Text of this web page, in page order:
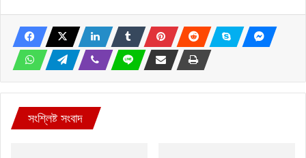
সংশ্লিষ্ট সংবাদ